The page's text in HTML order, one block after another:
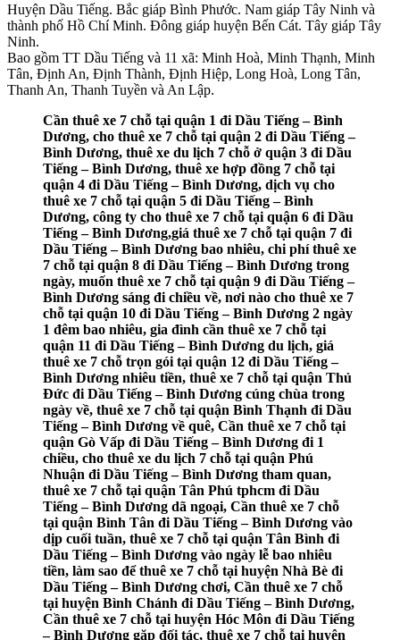
Huyện Dầu Tiếng. Bắc giáp Bình Phước. Nam giáp Tây Ninh và
thành phố Hồ Chí Minh. Đông giáp huyện Bến Cát. Tây giáp Tây
Ninh.
Bao gồm TT Dầu Tiếng và 11 xã: Minh Hoà, Minh Thạnh, Minh
Tân, Định An, Định Thành, Định Hiệp, Long Hoà, Long Tân,
Thanh An, Thanh Tuyền và An Lập.
Cần thuê xe 7 chỗ tại quận 1 đi Dầu Tiếng – Bình
Dương, cho thuê xe 7 chỗ tại quận 2 đi Dầu Tiếng –
Bình Dương, thuê xe du lịch 7 chỗ ở quận 3 đi Dầu
Tiếng – Bình Dương, thuê xe hợp đồng 7 chỗ tại
quận 4 đi Dầu Tiếng – Bình Dương, dịch vụ cho
thuê xe 7 chỗ tại quận 5 đi Dầu Tiếng – Bình
Dương, công ty cho thuê xe 7 chỗ tại quận 6 đi Dầu
Tiếng – Bình Dương,giá thuê xe 7 chỗ tại quận 7 đi
Dầu Tiếng – Bình Dương bao nhiêu, chi phí thuê xe
7 chỗ tại quận 8 đi Dầu Tiếng – Bình Dương trong
ngày, muốn thuê xe 7 chỗ tại quận 9 đi Dầu Tiếng –
Bình Dương sáng đi chiều về, nơi nào cho thuê xe 7
chỗ tại quận 10 đi Dầu Tiếng – Bình Dương 2 ngày
1 đêm bao nhiêu, gia đình cần thuê xe 7 chỗ tại
quận 11 đi Dầu Tiếng – Bình Dương du lịch, giá
thuê xe 7 chỗ trọn gói tại quận 12 đi Dầu Tiếng –
Bình Dương nhiêu tiền, thuê xe 7 chỗ tại quận Thủ
Đức đi Dầu Tiếng – Bình Dương cúng chùa trong
ngày về, thuê xe 7 chỗ tại quận Bình Thạnh đi Dầu
Tiếng – Bình Dương về quê, Cần thuê xe 7 chỗ tại
quận Gò Vấp đi Dầu Tiếng – Bình Dương đi 1
chiều, cho thuê xe du lịch 7 chỗ tại quận Phú
Nhuận đi Dầu Tiếng – Bình Dương tham quan,
thuê xe 7 chỗ tại quận Tân Phú tphcm đi Dầu
Tiếng – Bình Dương dã ngoại, Cần thuê xe 7 chỗ
tại quận Bình Tân đi Dầu Tiếng – Bình Dương vào
dịp cuối tuần, thuê xe 7 chỗ tại quận Tân Bình đi
Dầu Tiếng – Bình Dương vào ngày lễ bao nhiêu
tiền, làm sao để thuê xe 7 chỗ tại huyện Nhà Bè đi
Dầu Tiếng – Bình Dương chơi, Cần thuê xe 7 chỗ
tại huyện Bình Chánh đi Dầu Tiếng – Bình Dương,
Cần thuê xe 7 chỗ tại huyện Hóc Môn đi Dầu Tiếng
– Bình Dương gặp đối tác, thuê xe 7 chỗ tại huyện